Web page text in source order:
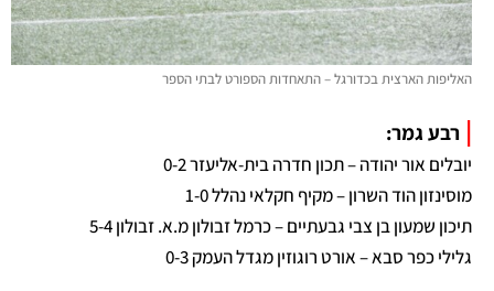
האליפות הארצית בכדורגל – התאחדות הספורט לבתי הספר
| רבע גמר:
יובלים אור יהודה – תכון חדרה בית-אליעזר 0-2
מוסינזון הוד השרון – מקיף חקלאי נהלל 1-0
תיכון שמעון בן צבי גבעתיים – כרמל זבולון מ.א. זבולון 5-4
גלילי כפר סבא – אורט רוגוזין מגדל העמק 0-3